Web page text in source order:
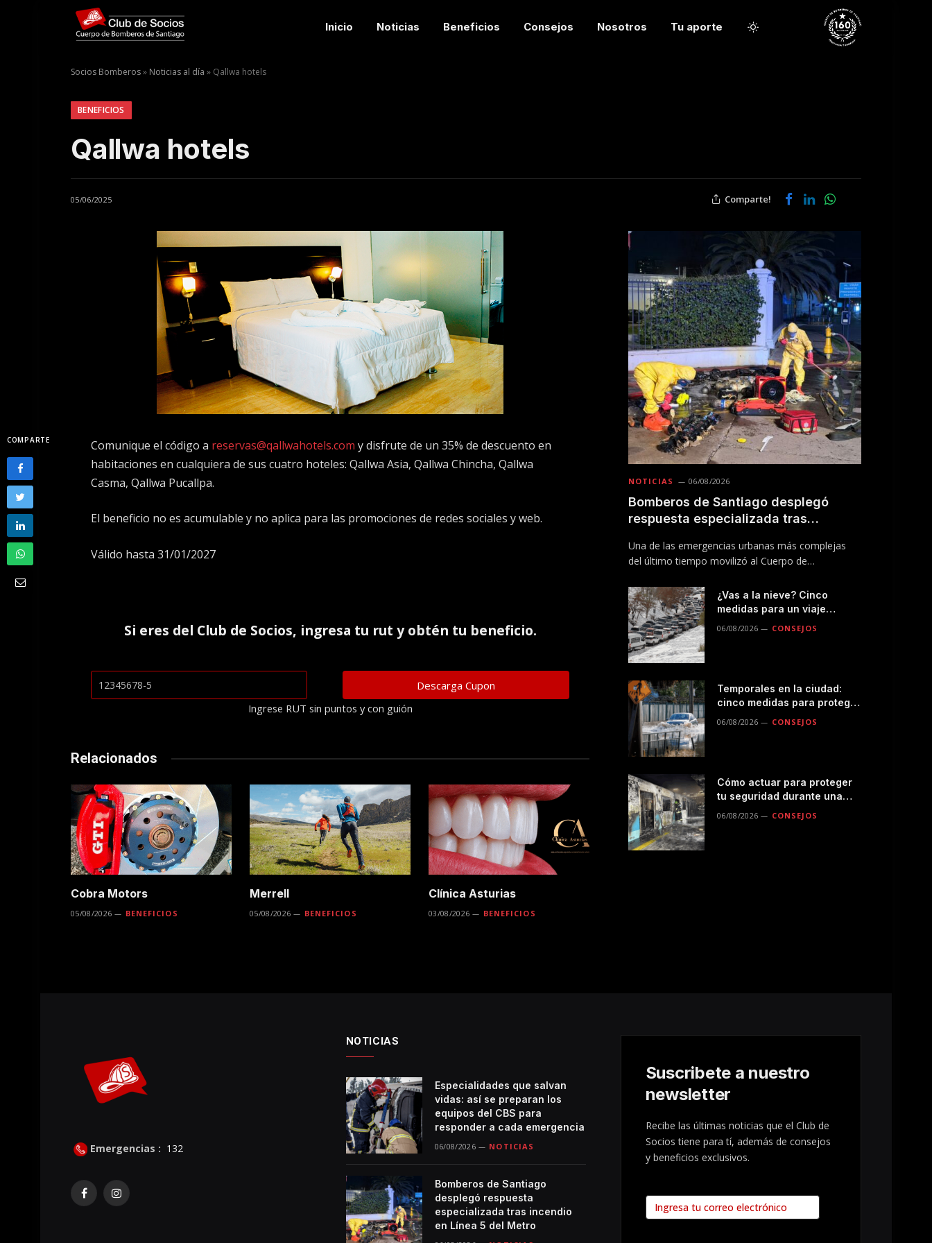
Inicio Noticias Beneficios Consejos Nosotros Tu aporte
Socios Bomberos» Noticias al día » Qallwa hotels
BENEFICIOS
Qallwa hotels
05/06/2025 Comparte!
COMPARTE Comunique el código a reservas@qallwahotels.comy disfrute de un 35% de descuento en
habitaciones en cualquiera de sus cuatro hoteles: Qallwa Asia, Qallwa Chincha, Qallwa
Casma, Qallwa Pucallpa.
El beneficio no es acumulable y no aplica para las promociones de redes sociales y web.
Válido hasta 31/01/2027
Si eres del Club de Socios, ingresa tu rut y obtén tu beneficio.
Ingrese RUT sin puntos y con guión
Relacionados
Cobra Motors
05/08/2026 BENEFICIOS
Merrell
05/08/2026 BENEFICIOS
Clínica Asturias
03/08/2026 BENEFICIOS
NOTICIAS 06/08/2026
Bomberos de Santiago desplegó
respuesta especializada tras
Una de las emergencias urbanas más complejas
del último tiempo movilizó al Cuerpo de
¿Vas a la nieve? Cinco
medidas para un viaje
06/08/2026 CONSEJOS
Temporales en la ciudad:
cinco medidas para proteger
06/08/2026 CONSEJOS
Cómo actuar para proteger
tu seguridad durante una
transporte público
06/08/2026 CONSEJOS
Emergencias : 132
FacebookInstagram
NOTICIAS
Especialidades que salvan
vidas: así se preparan los
equipos del CBS para
responder a cada emergencia
06/08/2026 NOTICIAS
Bomberos de Santiago
desplegó respuesta
especializada tras incendio
en Línea 5 del Metro
Suscribete a nuestro
newsletter
Recibe las últimas noticias que el Club de
Socios tiene para tí, además de consejos
y beneficios exclusivos.